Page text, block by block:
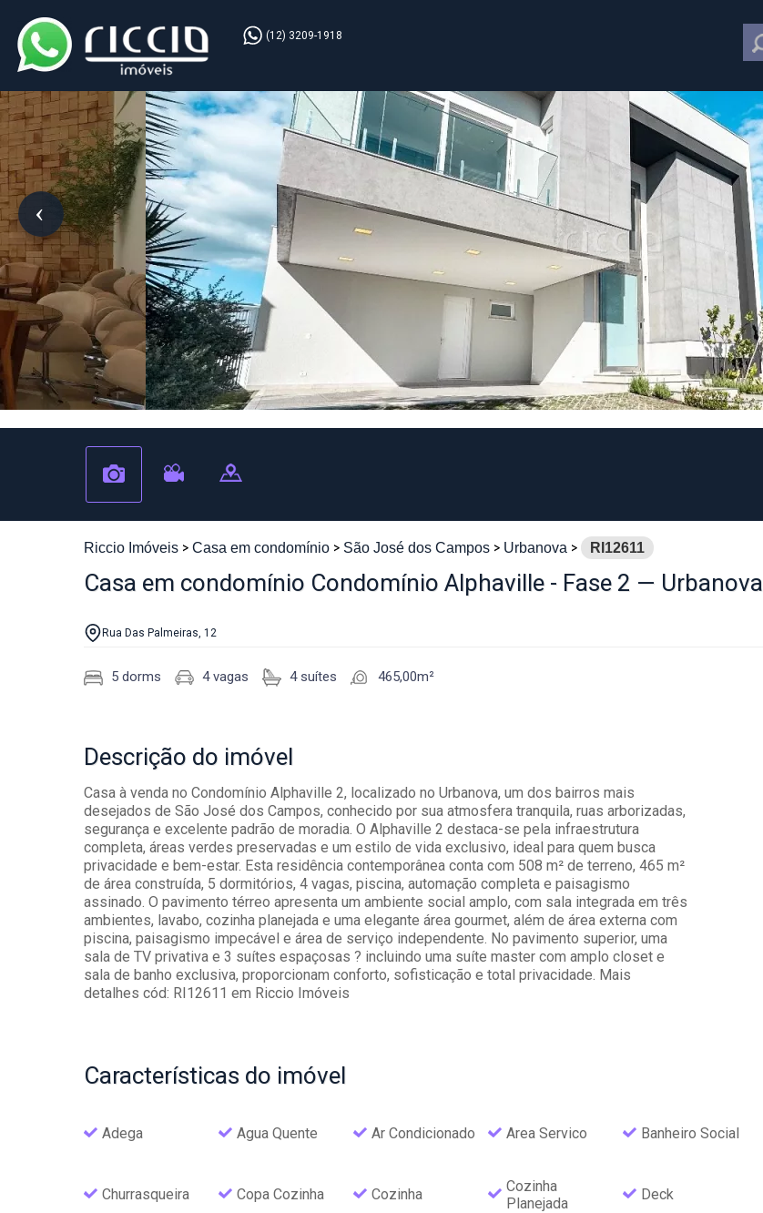
(12) 3209-1918
Riccio Imóveis Casa em condomínio São José dos Campos Urbanova RI12611
Casa em condomínio Condomínio Alphaville - Fase 2 — Urbanova
Rua Das Palmeiras, 12
5 dorms 4 vagas 4 suítes 465,00m²
Descrição do imóvel
Casa à venda no Condomínio Alphaville 2, localizado no Urbanova, um dos bairros mais
desejados de São José dos Campos, conhecido por sua atmosfera tranquila, ruas arborizadas,
segurança e excelente padrão de moradia. O Alphaville 2 destaca-se pela infraestrutura
completa, áreas verdes preservadas e um estilo de vida exclusivo, ideal para quem busca
privacidade e bem-estar. Esta residência contemporânea conta com 508 m² de terreno, 465 m²
de área construída, 5 dormitórios, 4 vagas, piscina, automação completa e paisagismo
assinado. O pavimento térreo apresenta um ambiente social amplo, com sala integrada em três
ambientes, lavabo, cozinha planejada e uma elegante área gourmet, além de área externa com
piscina, paisagismo impecável e área de serviço independente. No pavimento superior, uma
sala de TV privativa e 3 suítes espaçosas ? incluindo uma suíte master com amplo closet e
sala de banho exclusiva, proporcionam conforto, sofisticação e total privacidade. Mais
detalhes cód: RI12611 em Riccio Imóveis
Características do imóvel
Adega Agua Quente Ar Condicionado Area Servico Banheiro Social
Churrasqueira Copa Cozinha Cozinha
Cozinha
Planejada
Deck